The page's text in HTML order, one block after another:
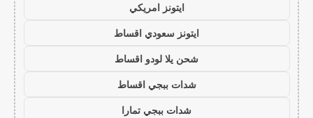
ايتونز امريكي
ايتونز سعودي اقساط
شحن يلا لودو اقساط
شدات ببجي اقساط
شدات ببجي تمارا